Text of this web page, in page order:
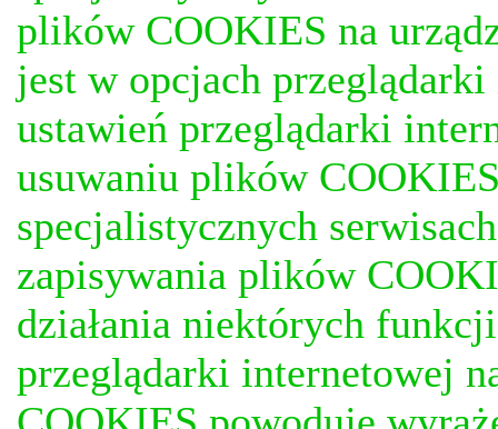
plików COOKIES na
jest w opcjach
ustawień przeglądarki
usuwaniu plików
specjalistycznych
zapisywania plików
działania niektórych
przeglądarki internetowej